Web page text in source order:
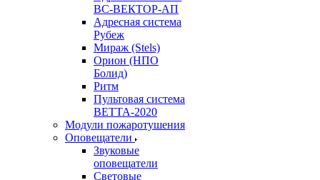
ВС-ВЕКТОР-АП
Адресная система
Рубеж
Мираж (Stels)
Орион (НПО
Болид)
Ритм
Пультовая система
ВЕТТА-2020
Модули пожаротушения
Оповещатели
Звуковые
оповещатели
Световые